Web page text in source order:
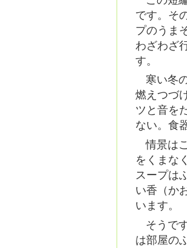
です。そ
プのうま
わざわざ
す。
寒い冬
燃えつづ
ツと音を
ない。食
情景は
をくまな
スープは
い香（か
います。
そうで
は部屋の